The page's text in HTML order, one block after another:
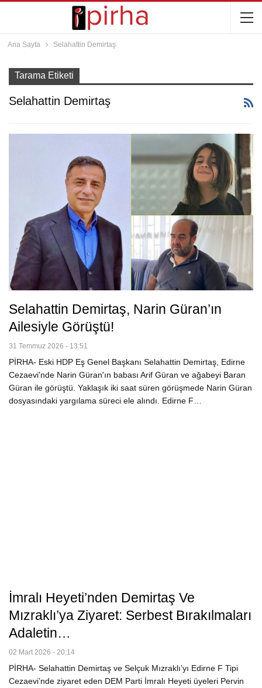
Ana Sayfa Selahattin Demirtaş
Tarama Etiketi
Selahattin Demirtaş
Selahattin Demirtaş, Narin Güran’ın
Ailesiyle Görüştü!
31 Temmuz 2026 - 13:51
PİRHA- Eski HDP Eş Genel Başkanı Selahattin Demirtaş, Edirne
Cezaevi'nde Narin Güran'ın babası Arif Güran ve ağabeyi Baran
Güran ile görüştü. Yaklaşık iki saat süren görüşmede Narin Güran
dosyasındaki yargılama süreci ele alındı. Edirne F…
İmralı Heyeti’nden Demirtaş Ve
Mızraklı’ya Ziyaret: Serbest Bırakılmaları
Adaletin…
02 Mart 2026 - 20:14
PİRHA- Selahattin Demirtaş ve Selçuk Mızraklı’yı Edirne F Tipi
Cezaevi’nde ziyaret eden DEM Parti İmralı Heyeti üyeleri Pervin